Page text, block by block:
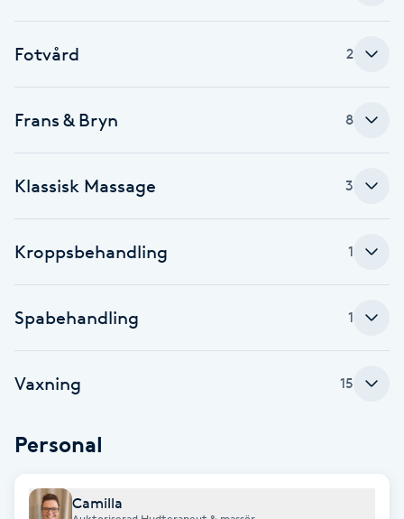
Fillers
Fotmassage
Fotvård
Fransar
Fransborttagning
Fransfärgning
Fransförlängning
Fotvård 2
Frans & Bryn 8
Klassisk Massage 3
Kroppsbehandling 1
Spabehandling 1
Vaxning 15
Personal
Camilla